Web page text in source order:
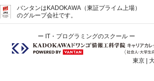
バンタンはKADOKAWA（東証プライム上場）
のグループ会社です。
ー IT・プログラミングのスクール ー
東京 |